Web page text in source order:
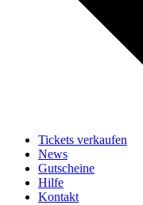
Tickets verkaufen
News
Gutscheine
Hilfe
Kontakt